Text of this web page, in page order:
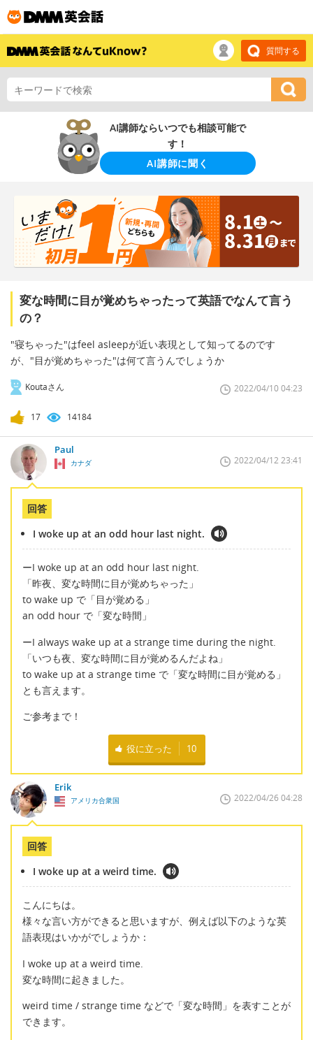
質問する
AI講師ならいつでも相談可能で
す！
AI講師に聞く
変な時間に目が覚めちゃったって英語でなんて言う
の？
"寝ちゃった"はfeel asleepが近い表現として知ってるのです
が、"目が覚めちゃった"は何て言うんでしょうか
Koutaさん 2022/04/10 04:23
17 14184
Paul
カナダ 2022/04/12 23:41
回答
I woke up at an odd hour last night.
ーI woke up at an odd hour last night.
「昨夜、変な時間に目が覚めちゃった」
to wake up で「目が覚める」
an odd hour で「変な時間」
ーI always wake up at a strange time during the night.
「いつも夜、変な時間に目が覚めるんだよね」
to wake up at a strange time で「変な時間に目が覚める」
とも言えます。
ご参考まで！
役に立った 10
Erik
アメリカ合衆国 2022/04/26 04:28
回答
I woke up at a weird time.
こんにちは。
様々な言い方ができると思いますが、例えば以下のような英
語表現はいかがでしょうか：
I woke up at a weird time.
変な時間に起きました。
weird time / strange time などで「変な時間」を表すことが
できます。